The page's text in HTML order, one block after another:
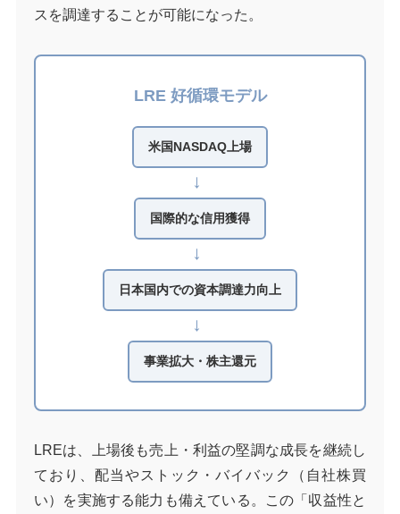
スを調達することが可能になった。
LRE 好循環モデル
米国NASDAQ上場
→
国際的な信用獲得
→
日本国内での資本調達力向上
→
事業拡大・株主還元
LREは、上場後も売上・利益の堅調な成長を継続し
ており、配当やストック・バイバック（自社株買
い）を実施する能力も備えている。この「収益性と